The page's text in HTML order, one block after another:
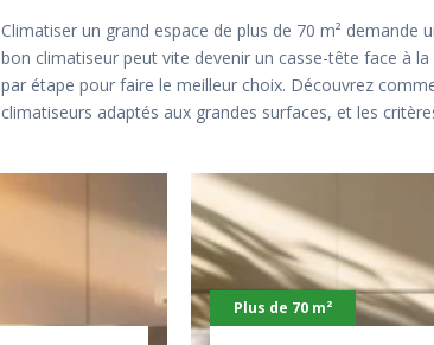
Climatiser un grand espace de plus de 70 m²
bon climatiseur peut vite devenir un casse-tête face à
par étape pour faire le meilleur choix. Découvrez
climatiseurs adaptés aux grandes surfaces, et les
Plus de 70 m²